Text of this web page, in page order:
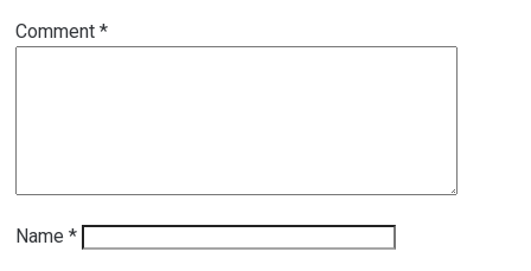
Comment *
Name *